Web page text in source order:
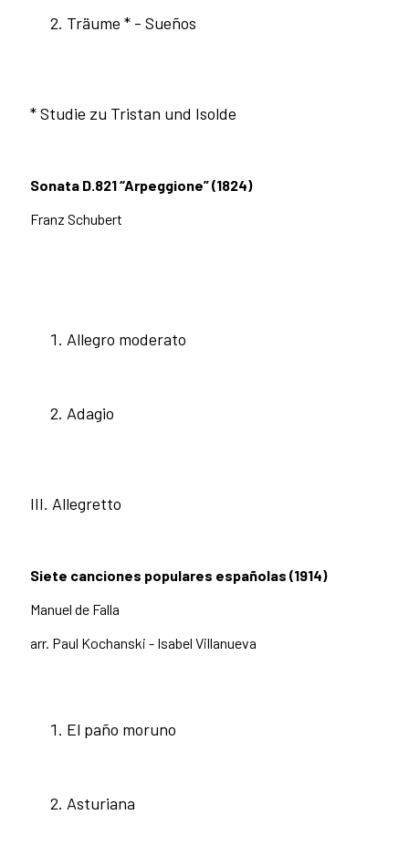
Träume * - Sueños
* Studie zu Tristan und Isolde
Sonata D.821 “Arpeggione” (1824)
Franz Schubert
Allegro moderato
Adagio
III. Allegretto
Siete canciones populares españolas (1914)
Manuel de Falla
arr. Paul Kochanski - Isabel Villanueva
El paño moruno
Asturiana